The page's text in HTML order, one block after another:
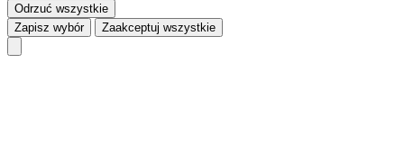
Odrzuć wszystkie
Zapisz wybór
Zaakceptuj wszystkie